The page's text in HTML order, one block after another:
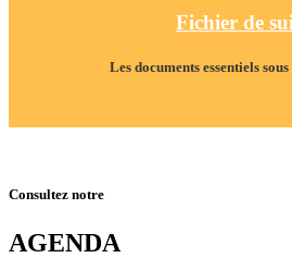
Fichier de
Les documents essentiels
Consultez notre
AGENDA